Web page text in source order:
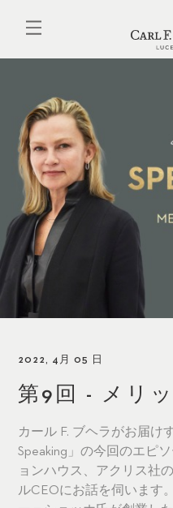
2022, 4月 05 日
第9回 - メリ
カール F. ブヘラがお届け
Speaking」の今回のエピ
ョンハウス、アクリス社
ルCEOにお話を伺います